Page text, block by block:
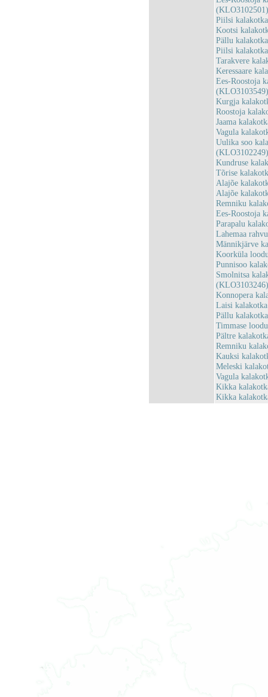
(KLO3102501)
Piilsi
Kootsi
Pällu
Piilsi
Tarakvere
Keressaare
Ees-Roostoja
(KLO3103549)
Kurgja
Roostoja
Jaama
Vagula
Uulika soo
(KLO3102249)
Kundruse
Tõrise
Alajõe
Alajõe
Remniku
Ees-Roostoja
Parapalu
Lahemaa
Männikjärve
Koorküla
Punnisoo
Smolnitsa
(KLO3103246)
Konnopera
Laisi
Pällu
Timmase
Pältre
Remniku
Kauksi
Meleski
Vagula
Kikka
Kikka